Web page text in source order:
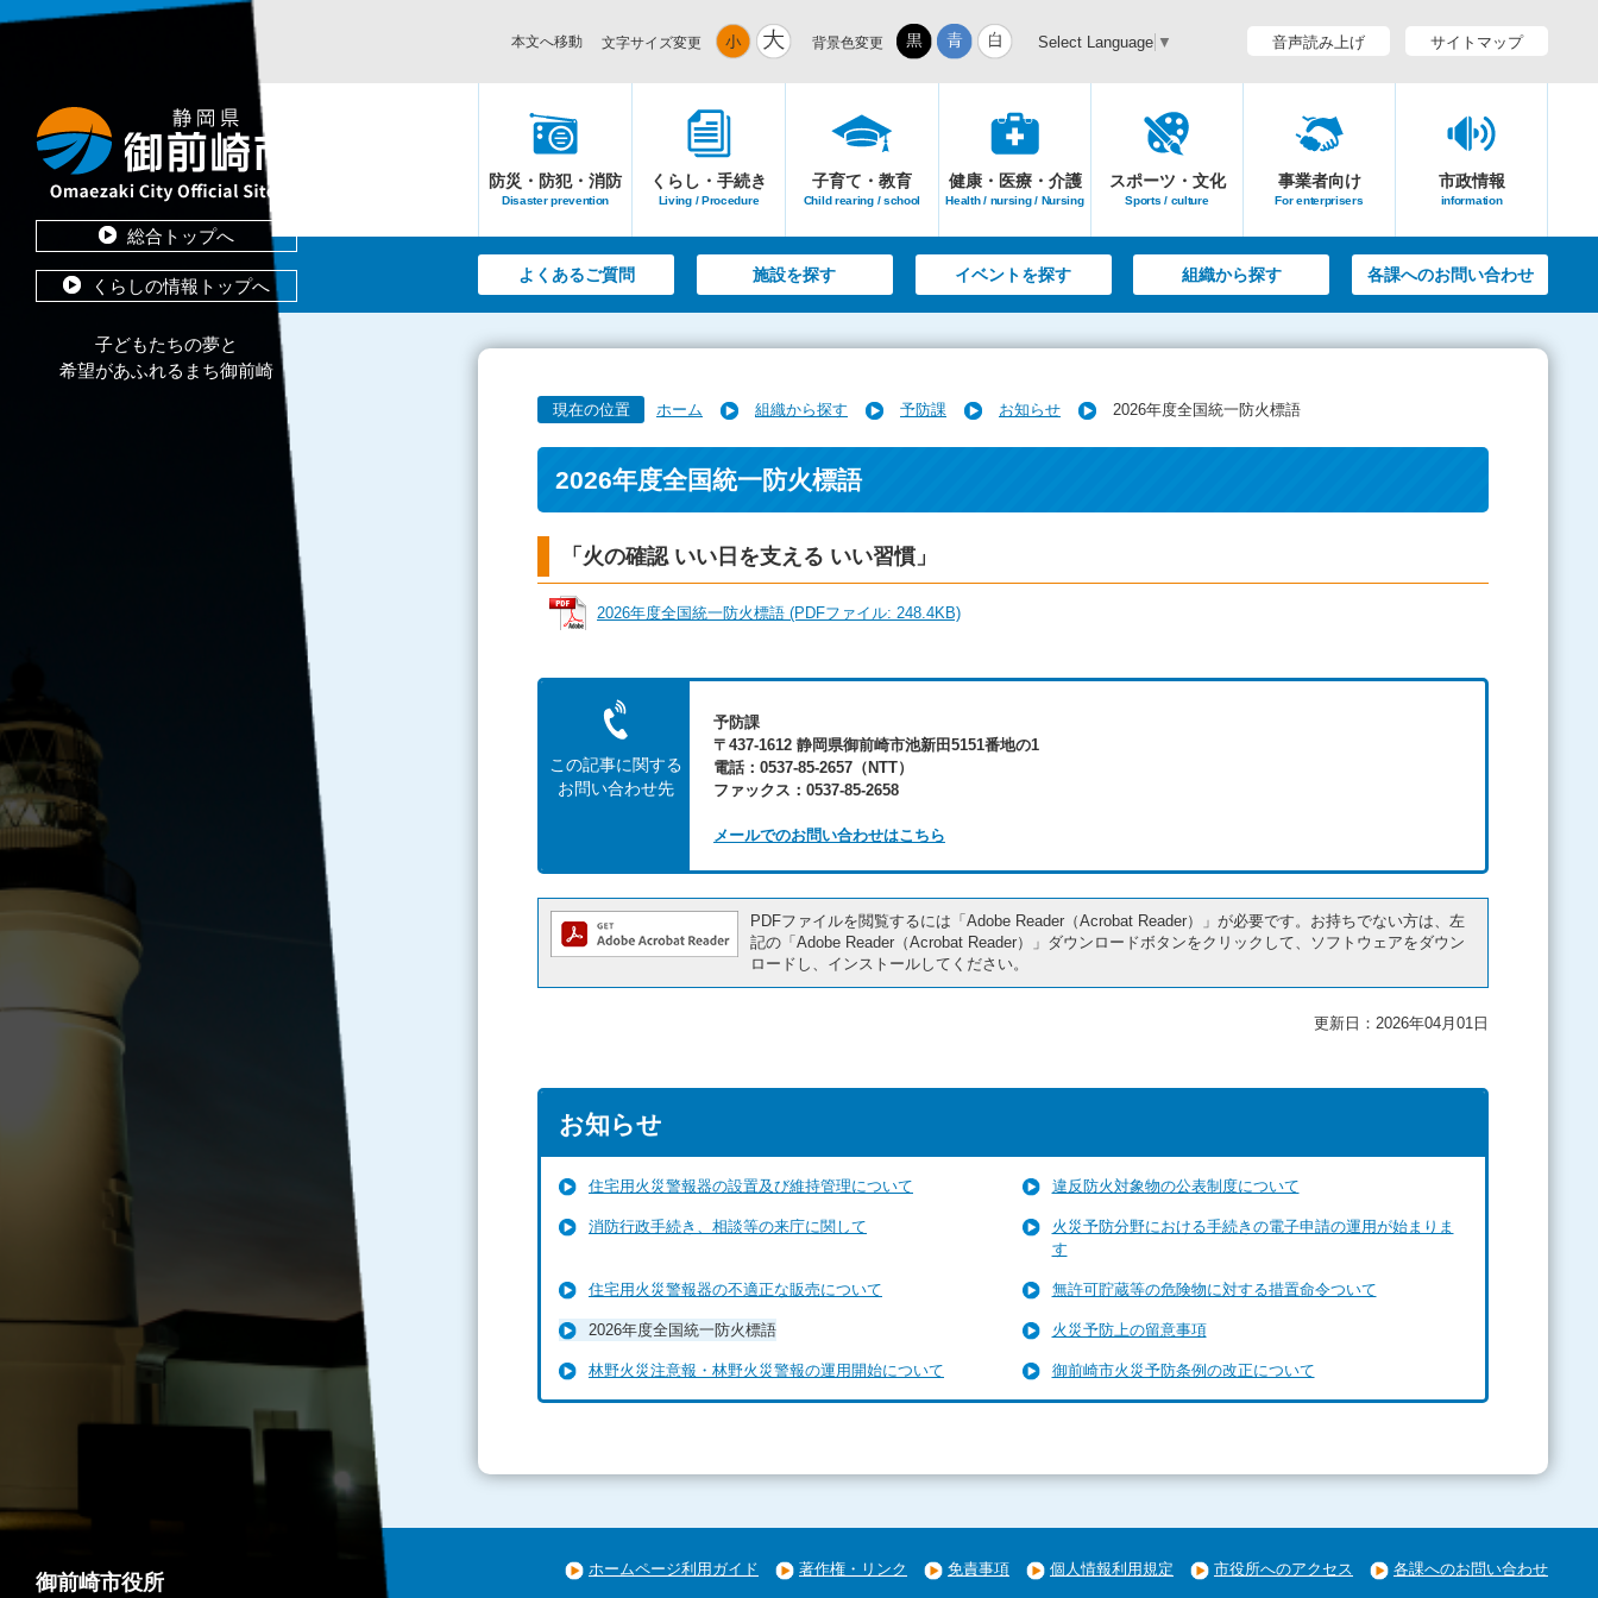
本文へ移動 文字サイズ変更 背景色変更 Select Language ▼ 音声読み上げ サイトマップ
総合トップへ
くらしの情報トップへ
子どもたちの夢と
希望があふれるまち御前崎
御前崎市役所
防災・防犯・消防
Disaster prevention
くらし・手続き
Living / Procedure
子育て・教育
Child rearing / school
健康・医療・介護
Health / nursing / Nursing
スポーツ・文化
Sports / culture
事業者向け
For enterprisers
市政情報
information
よくあるご質問 施設を探す イベントを探す 組織から探す 各課へのお問い合わせ
現在の位置 ホーム 組織から探す 予防課 お知らせ 2026年度全国統一防火標語
2026年度全国統一防火標語
「火の確認 いい日を支える いい習慣」
2026年度全国統一防火標語 (PDFファイル: 248.4KB)
この記事に関する
お問い合わせ先
予防課
〒437-1612 静岡県御前崎市池新田5151番地の1
電話：0537-85-2657（NTT）
ファックス：0537-85-2658
メールでのお問い合わせはこちら
PDFファイルを閲覧するには「Adobe Reader（Acrobat Reader）」が必要です。お持ちでない方は、左
記の「Adobe Reader（Acrobat Reader）」ダウンロードボタンをクリックして、ソフトウェアをダウン
ロードし、インストールしてください。
更新日：2026年04月01日
お知らせ
住宅用火災警報器の設置及び維持管理について 違反防火対象物の公表制度について
消防行政手続き、相談等の来庁に関して
火災予防分野における手続きの電子申請の運用が始まりま
す
住宅用火災警報器の不適正な販売について 無許可貯蔵等の危険物に対する措置命令ついて
2026年度全国統一防火標語 火災予防上の留意事項
林野火災注意報・林野火災警報の運用開始について 御前崎市火災予防条例の改正について
ホームページ利用ガイド 著作権・リンク 免責事項 個人情報利用規定 市役所へのアクセス 各課へのお問い合わせ